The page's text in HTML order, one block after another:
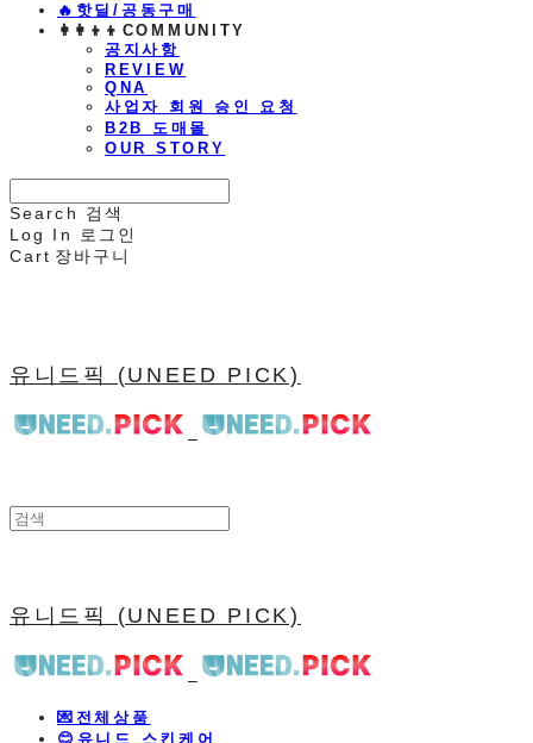
🔥핫딜/공동구매
👩‍👩‍👦‍👦COMMUNITY
공지사항
REVIEW
QNA
사업자 회원 승인 요청
B2B 도매몰
OUR STORY
Search
검색
Log In
로그인
Cart 장바구니
유니드픽 (UNEED PICK)
유니드픽 (UNEED PICK)
💌전체상품
😊유니드 스킨케어